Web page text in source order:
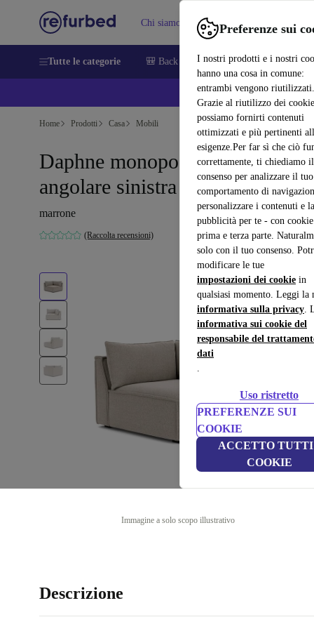
Preferenze sui
I nostri prodotti e i nostri
hanno una cosa in comune:
entrambi vengono riutilizzati.
Grazie al riutilizzo dei
possiamo fornirti contenuti
ottimizzati e più pertinenti
esigenze.Per far sì che ciò
correttamente, ti chiediamo il
consenso per analizzare il tuo
comportamento di
personalizzare i contenuti e la
pubblicità per te - con
prima e terza parte.
solo con il tuo consenso.
modificare le tue
impostazioni dei cookie in
qualsiasi momento. Leggi la
informativa sulla privacy.
informativa sui cookie del
responsabile del
dati
.
Uso ristretto
PREFERENZE SUI
COOKIE
ACCETTO
COOKIE
Chi siamo Vendere Assistenza
Tutte le categorie 🎒 Back to school Smartphone
💰
Home Prodotti Casa Mobili
Daphne monoposto modulo
angolare sinistra Agnes Brown
marrone
(Raccolta recensioni)
Immagine a solo scopo illustrativo
Descrizione